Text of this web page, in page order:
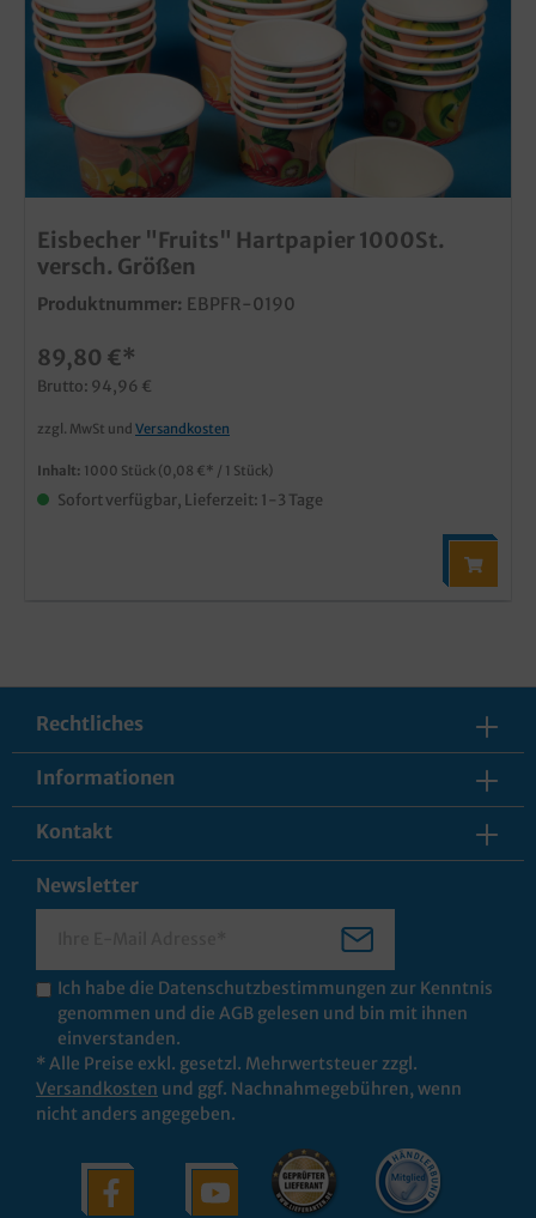
Eisbecher "Fruits" Hartpapier 1000St.
versch. Größen
Produktnummer: EBPFR-0190
89,80 €*
Brutto: 94,96 €
zzgl. MwSt und Versandkosten
Inhalt: 1000 Stück (0,08 €* / 1 Stück)
Sofort verfügbar, Lieferzeit: 1-3 Tage
Rechtliches
Informationen
Kontakt
Newsletter
Ich habe die Datenschutzbestimmungen zur Kenntnis
genommen und die AGB gelesen und bin mit ihnen
einverstanden.
* Alle Preise exkl. gesetzl. Mehrwertsteuer zzgl.
Versandkosten und ggf. Nachnahmegebühren, wenn
nicht anders angegeben.